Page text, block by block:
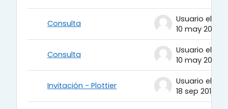
Consulta
10 may 2018
Consulta
10 may 2018
Invitación - Plottier
18 sep 2014